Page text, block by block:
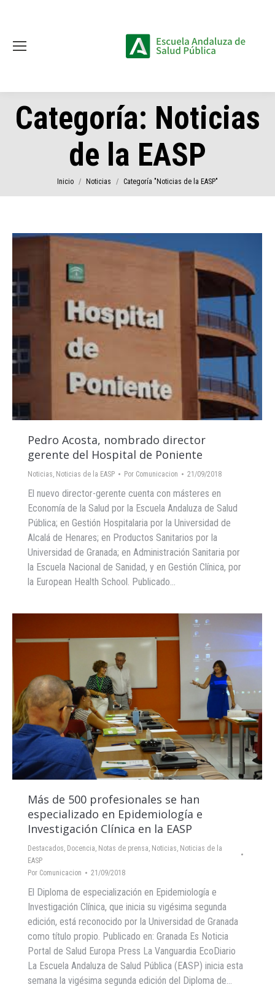
Categoría: Noticias
de la EASP
Estás aquí:
Inicio Noticias Categoría "Noticias de la EASP"
Pedro Acosta, nombrado director
gerente del Hospital de Poniente
Noticias, Noticias de la EASP Por Comunicacion 21/09/2018
El nuevo director-gerente cuenta con másteres en
Economía de la Salud por la Escuela Andaluza de Salud
Pública; en Gestión Hospitalaria por la Universidad de
Alcalá de Henares; en Productos Sanitarios por la
Universidad de Granada; en Administración Sanitaria por
la Escuela Nacional de Sanidad, y en Gestión Clínica, por
la European Health School. Publicado…
Más de 500 profesionales se han
especializado en Epidemiología e
Investigación Clínica en la EASP
Destacados, Docencia, Notas de prensa, Noticias, Noticias de la
EASP
Por Comunicacion 21/09/2018
El Diploma de especialización en Epidemiología e
Investigación Clínica, que inicia su vigésima segunda
edición, está reconocido por la Universidad de Granada
como título propio. Publicado en: Granada Es Noticia
Portal de Salud Europa Press La Vanguardia EcoDiario
La Escuela Andaluza de Salud Pública (EASP) inicia esta
semana la vigésima segunda edición del Diploma de…